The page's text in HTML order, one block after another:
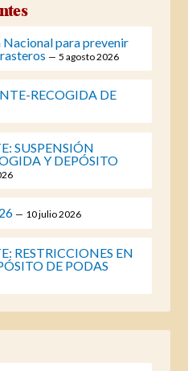
Nacional para prevenir
5 agosto 2026
RECOGIDA DE
SUSPENSIÓN
Y DEPÓSITO
10 julio 2026
RESTRICCIONES EN
DE PODAS